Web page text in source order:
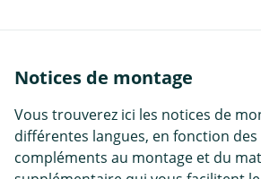
Notices de montage
Vous trouverez ici les notices de
différentes langues, en fonction
compléments au montage et du